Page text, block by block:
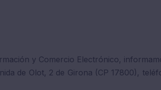
y Comercio Electrónico,
de Olot, 2 de Girona (CP 17800),